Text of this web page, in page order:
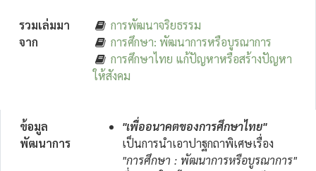
รวมเล่มมา
จาก
การพัฒนาจริยธรรม
การศึกษา: พัฒนาการหรือบูรณาการ
การศึกษาไทย แก้ปัญหาหรือสร้างปัญหา
ให้สังคม
ข้อมูล
พัฒนาการ
"เพื่ออนาคตของการศึกษาไทย"
เป็นการนำเอาปาฐกถาพิเศษเรื่อง
"การศึกษา : พัฒนาการหรือบูรณาการ"